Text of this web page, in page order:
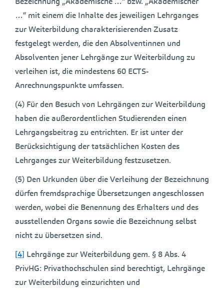
…“ mit einem die Inhalte des jeweiligen Lehrganges
zur Weiterbildung charakterisierenden Zusatz
festgelegt werden, die den Absolventinnen und
Absolventen jener Lehrgänge zur Weiterbildung zu
verleihen ist, die mindestens 60 ECTS-
Anrechnungspunkte umfassen.
(4) Für den Besuch von Lehrgängen zur Weiterbildung
haben die außerordentlichen Studierenden einen
Lehrgangsbeitrag zu entrichten. Er ist unter der
Berücksichtigung der tatsächlichen Kosten des
Lehrganges zur Weiterbildung festzusetzen.
(5) Den Urkunden über die Verleihung der Bezeichnung
dürfen fremdsprachige Übersetzungen angeschlossen
werden, wobei die Benennung des Erhalters und des
ausstellenden Organs sowie die Bezeichnung selbst
nicht zu übersetzen sind.
[4] Lehrgänge zur Weiterbildung gem. § 8 Abs. 4
PrivHG: Privathochschulen sind berechtigt, Lehrgänge
zur Weiterbildung einzurichten und